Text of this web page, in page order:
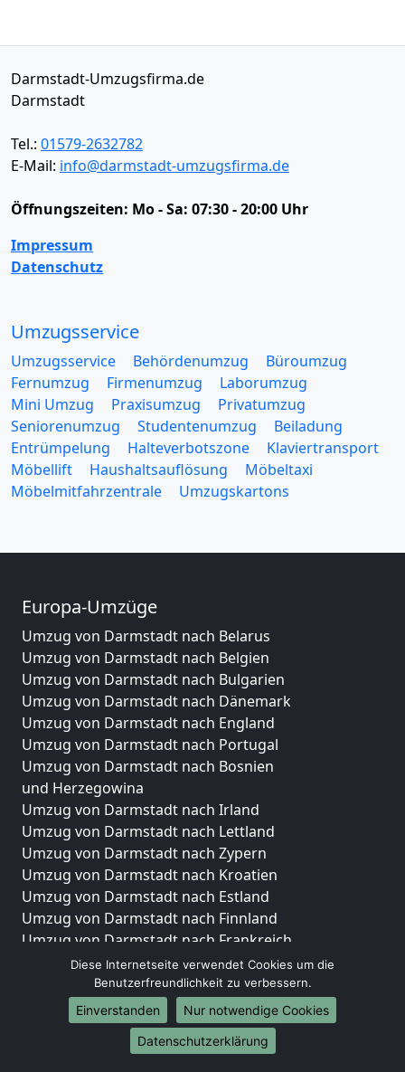
Darmstadt-Umzugsfirma.de
Darmstadt
Tel.: 01579-2632782
E-Mail: info@darmstadt-umzugsfirma.de
Öffnungszeiten: Mo - Sa: 07:30 - 20:00 Uhr
Impressum
Datenschutz
Umzugsservice
Umzugsservice Behördenumzug
Büroumzug
Fernumzug
Firmenumzug
Laborumzug
Mini Umzug
Praxisumzug
Privatumzug
Seniorenumzug
Studentenumzug
Beiladung
Entrümpelung
Halteverbotszone
Klaviertransport
Möbellift
Haushaltsauflösung
Möbeltaxi
Möbelmitfahrzentrale
Umzugskartons
Europa-Umzüge
Umzug von Darmstadt nach Belarus
Umzug von Darmstadt nach Belgien
Umzug von Darmstadt nach Bulgarien
Umzug von Darmstadt nach Dänemark
Umzug von Darmstadt nach England
Umzug von Darmstadt nach Portugal
Umzug von Darmstadt nach Bosnien
und Herzegowina
Umzug von Darmstadt nach Irland
Umzug von Darmstadt nach Lettland
Umzug von Darmstadt nach Zypern
Umzug von Darmstadt nach Kroatien
Umzug von Darmstadt nach Estland
Umzug von Darmstadt nach Finnland
Umzug von Darmstadt nach Frankreich
Umzug von Darmstadt nach Griechenland
Umzug von Darmstadt nach Italien
Umzug von Darmstadt nach Liechtenstein
Umzug von Darmstadt nach Luxemburg
Umzug von Darmstadt nach Niederlande
Diese Internetseite verwendet Cookies um die
Benutzerfreundlichkeit zu verbessern.
Einverstanden
Nur notwendige Cookies
Datenschutzerklärung